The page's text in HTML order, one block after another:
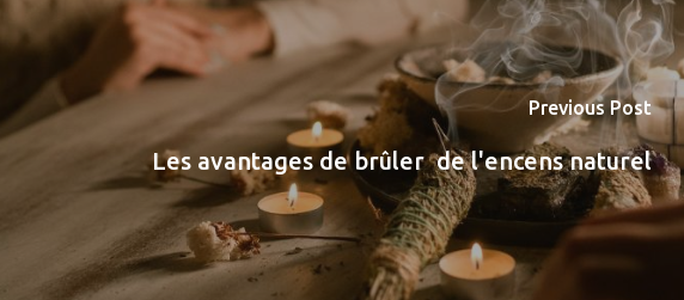
Previous Post
Les avantages de brûler de l'encens naturel